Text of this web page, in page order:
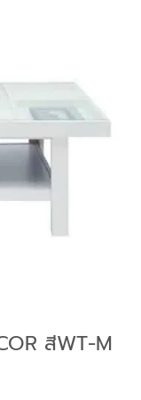
สีWT-M